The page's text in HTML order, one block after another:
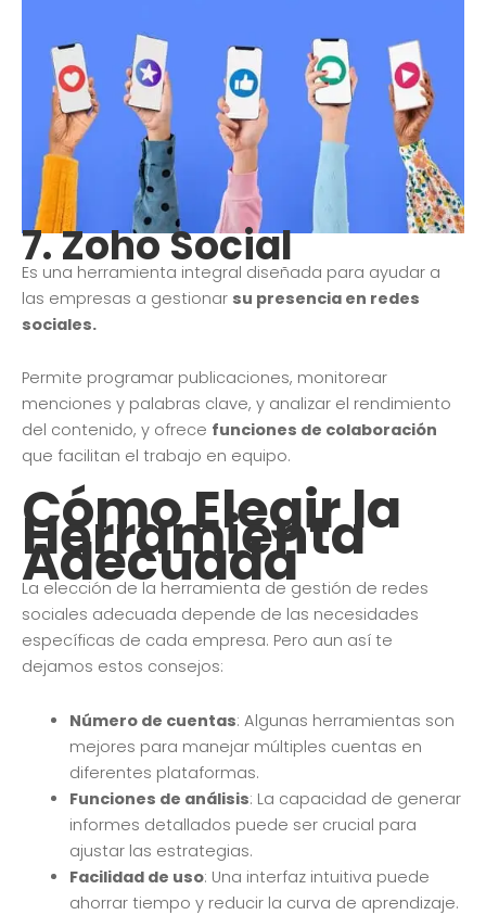
7.Zoho Social
Es una herramienta integral diseñada para ayudar a
las empresas a gestionar su presencia en redes
sociales.
Permite programar publicaciones, monitorear
menciones y palabras clave, y analizar el rendimiento
del contenido, y ofrece funciones de colaboración
que facilitan el trabajo en equipo.
Cómo Elegir la
Herramienta
Adecuada
La elección de la herramienta de gestión de redes
sociales adecuada depende de las necesidades
específicas de cada empresa. Pero aun así te
dejamos estos consejos:
Número de cuentas: Algunas herramientas son
mejores para manejar múltiples cuentas en
diferentes plataformas.
Funciones de análisis: La capacidad de generar
informes detallados puede ser crucial para
ajustar las estrategias.
Facilidad de uso: Una interfaz intuitiva puede
ahorrar tiempo y reducir la curva de aprendizaje.